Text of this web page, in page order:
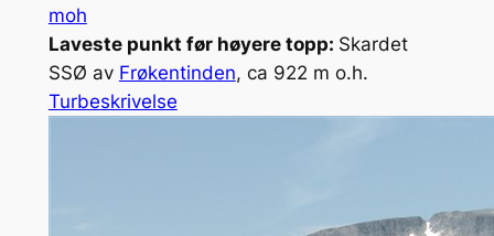
moh
Laveste punkt før høyere topp: Skardet
SSØ av Frøkentinden, ca 922 m o.h.
Turbeskrivelse